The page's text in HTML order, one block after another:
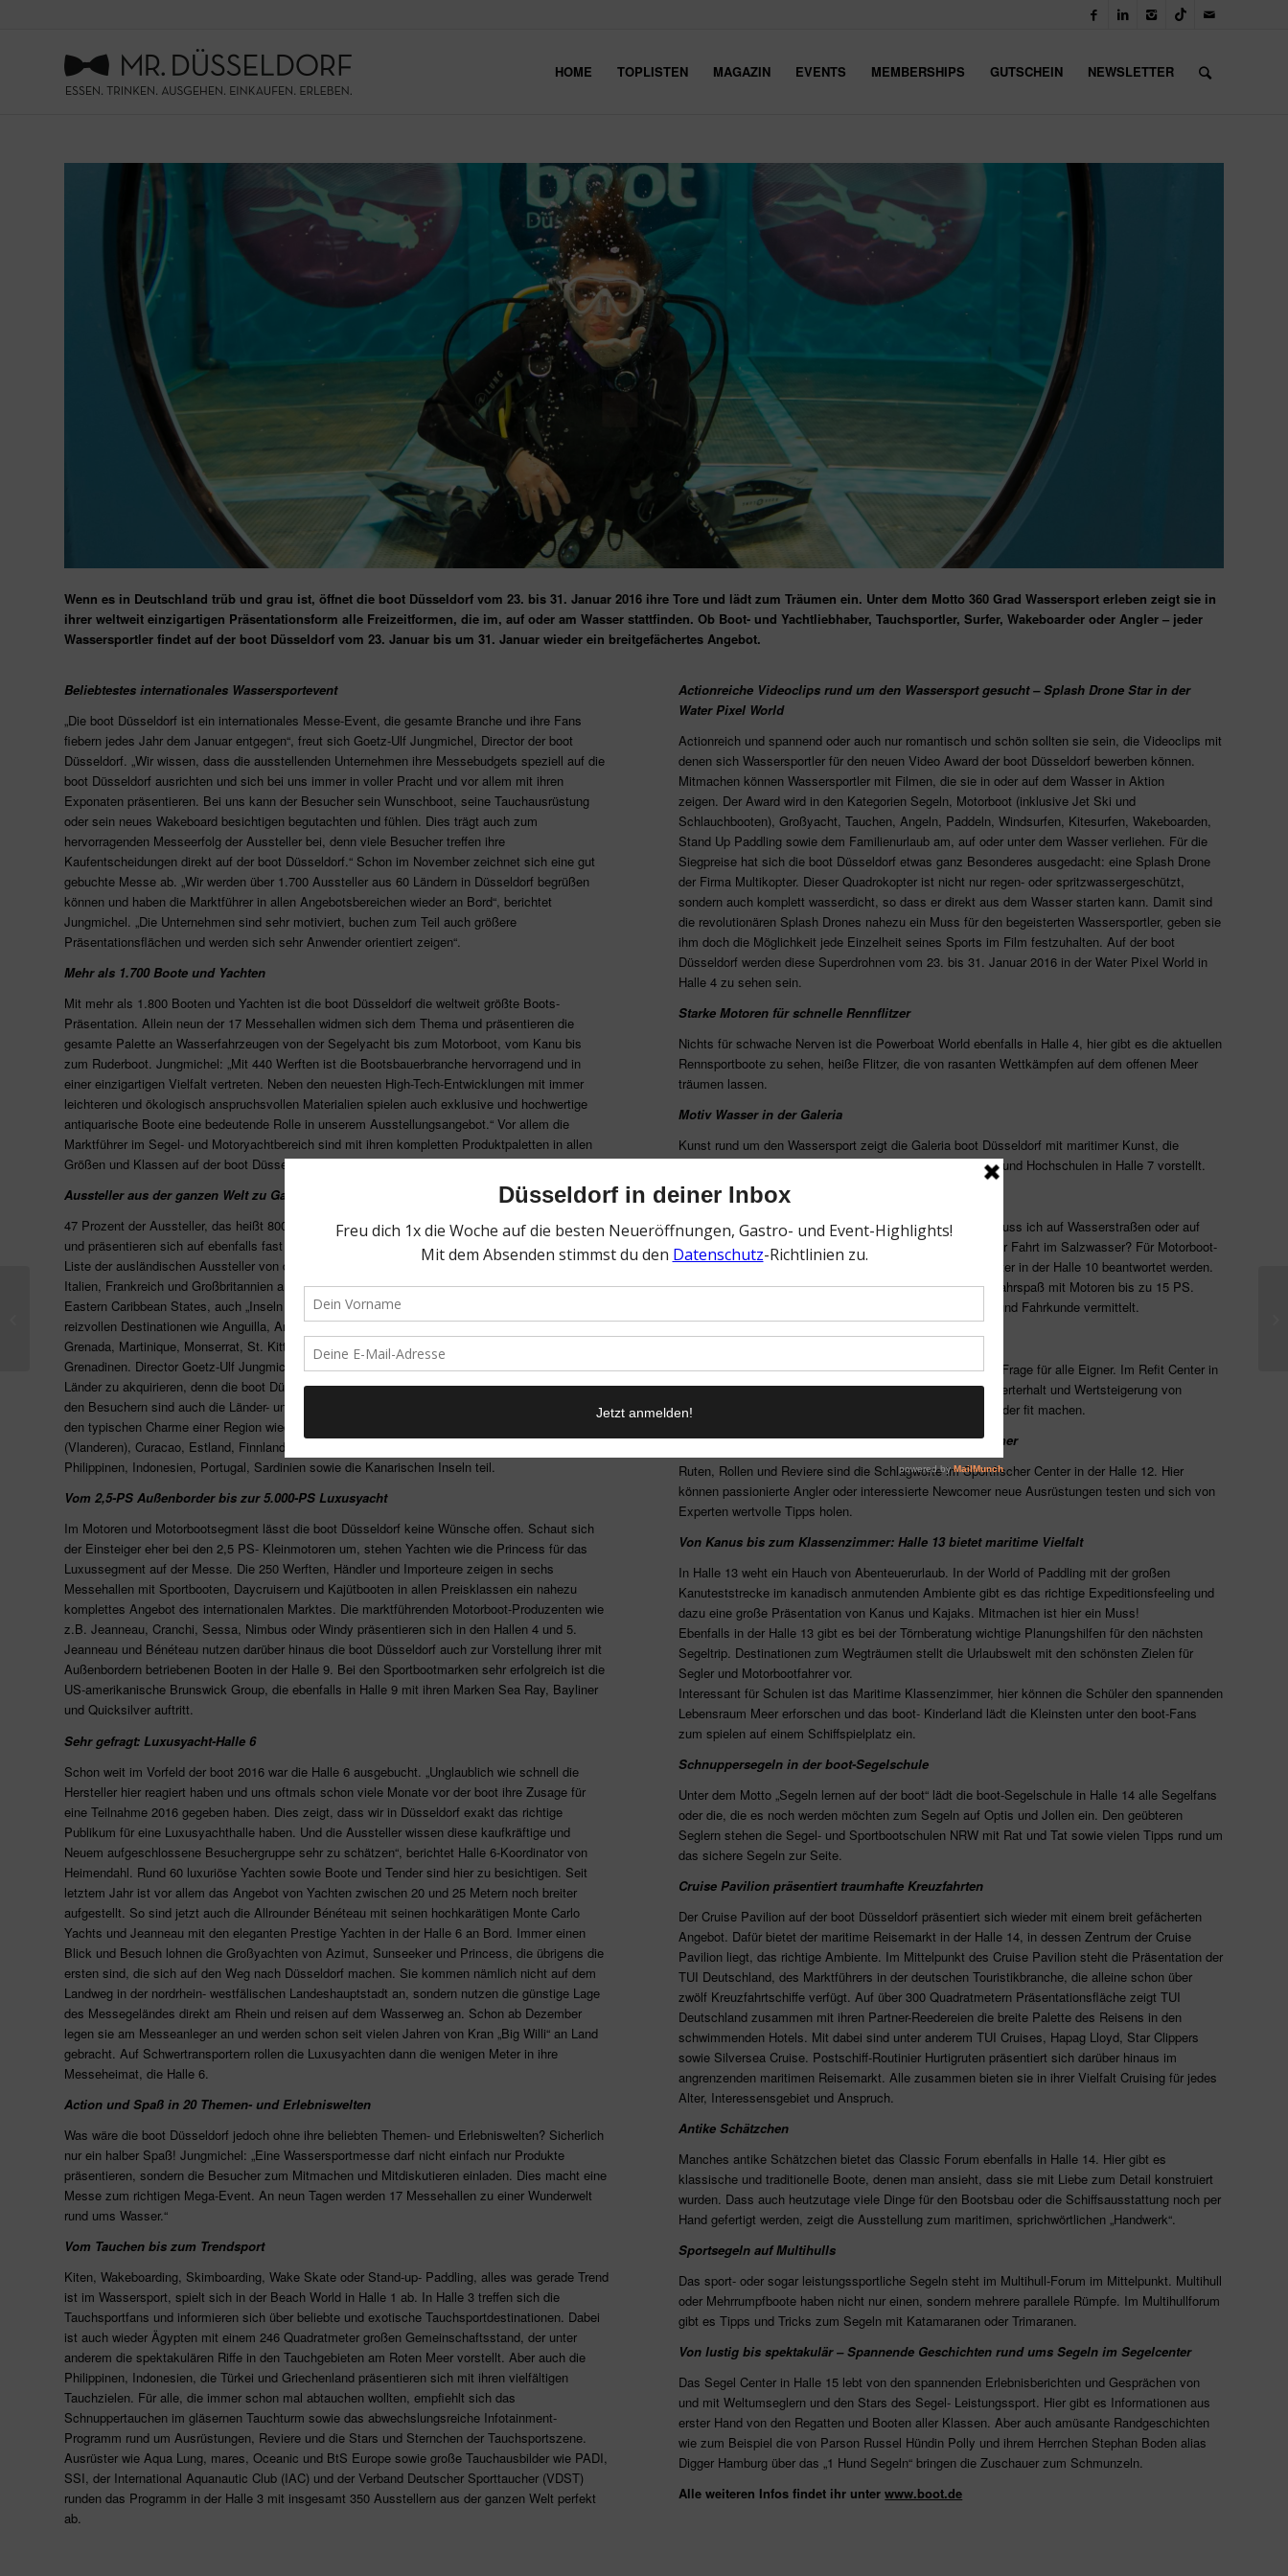
HOME TOPLISTEN MAGAZIN EVENTS MEMBERSHIPS GUTSCHEIN NEWSLETTER
Wenn es in Deutschland trüb und grau ist, öffnet die boot Düsseldorf vom 23. bis 31. Januar 2016 ihre Tore und lädt zum Träumen ein. Unter dem Motto 360 Grad Wassersport erleben zeigt sie in
ihrer weltweit einzigartigen Präsentationsform alle Freizeitformen, die im, auf oder am Wasser stattfinden. Ob Boot- und Yachtliebhaber, Tauchsportler, Surfer, Wakeboarder oder Angler – jeder
Wassersportler findet auf der boot Düsseldorf vom 23. Januar bis um 31. Januar wieder ein breitgefächertes Angebot.
Beliebtestes internationales Wassersportevent
„Die boot Düsseldorf ist ein internationales Messe-Event, die gesamte Branche und ihre Fans
fiebern jedes Jahr dem Januar entgegen“, freut sich Goetz-Ulf Jungmichel, Director der boot
Düsseldorf. „Wir wissen, dass die ausstellenden Unternehmen ihre Messebudgets speziell auf die
boot Düsseldorf ausrichten und sich bei uns immer in voller Pracht und vor allem mit ihren
Exponaten präsentieren. Bei uns kann der Besucher sein Wunschboot, seine Tauchausrüstung
oder sein neues Wakeboard besichtigen begutachten und fühlen. Dies trägt auch zum
hervorragenden Messeerfolg der Aussteller bei, denn viele Besucher treffen ihre
Kaufentscheidungen direkt auf der boot Düsseldorf.“ Schon im November zeichnet sich eine gut
gebuchte Messe ab. „Wir werden über 1.700 Aussteller aus 60 Ländern in Düsseldorf begrüßen
können und haben die Marktführer in allen Angebotsbereichen wieder an Bord“, berichtet
Jungmichel. „Die Unternehmen sind sehr motiviert, buchen zum Teil auch größere
Präsentationsflächen und werden sich sehr Anwender orientiert zeigen“.
Mehr als 1.700 Boote und Yachten
Mit mehr als 1.800 Booten und Yachten ist die boot Düsseldorf die weltweit größte Boots-
Präsentation. Allein neun der 17 Messehallen widmen sich dem Thema und präsentieren die
gesamte Palette an Wasserfahrzeugen von der Segelyacht bis zum Motorboot, vom Kanu bis
zum Ruderboot. Jungmichel: „Mit 440 Werften ist die Bootsbauerbranche hervorragend und in
einer einzigartigen Vielfalt vertreten. Neben den neuesten High-Tech-Entwicklungen mit immer
leichteren und ökologisch anspruchsvollen Materialien spielen auch exklusive und hochwertige
antiquarische Boote eine bedeutende Rolle in unserem Ausstellungsangebot.“ Vor allem die
Marktführer im Segel- und Motoryachtbereich sind mit ihren kompletten Produktpaletten in allen
Größen und Klassen auf der boot Düsseldorf 2016 vertreten.
Aussteller aus der ganzen Welt zu Gast in Düsseldorf
47 Prozent der Aussteller, das heißt 800 Teilnehmer, kommen auf der boot nicht aus Deutschland
und präsentieren sich auf ebenfalls fast 50 Prozent der Ausstellungsfläche. Traditionell wird die
Liste der ausländischen Aussteller von den großen Wassersportnationen wie den Niederlanden,
Italien, Frankreich und Großbritannien angeführt. Erstmals mit an Bord sind die kompletten
Eastern Caribbean States, auch „Inseln über dem Winde“ genannt, mit so exotischen und
reizvollen Destinationen wie Anguilla, Antigua und Barbuda, Britische Jungferninseln, Dominica,
Grenada, Martinique, Monserrat, St. Kitts und Nevis, Sr. Lucia sowie St. Vincent und die
Grenadinen. Director Goetz-Ulf Jungmichel erklärt: „So langsam wird es schon schwer neue
Länder zu akquirieren, denn die boot Düsseldorf ist tatsächlich weltumspannend.“ Sehr gefragt bei
den Besuchern sind auch die Länder- und Gemeinschaftsbeteiligungen, spiegeln sie doch oftmals
den typischen Charme einer Region wieder. 2016 nehmen Ägypten, die Azoren, Belgien
(Vlanderen), Curacao, Estland, Finnland, die Niederlande, Kroatien, Türkei, Fuerteventura,
Philippinen, Indonesien, Portugal, Sardinien sowie die Kanarischen Inseln teil.
Vom 2,5-PS Außenborder bis zur 5.000-PS Luxusyacht
Im Motoren und Motorbootsegment lässt die boot Düsseldorf keine Wünsche offen. Schaut sich
der Einsteiger eher bei den 2,5 PS- Kleinmotoren um, stehen Yachten wie die Princess für das
Luxussegment auf der Messe. Die 250 Werften, Händler und Importeure zeigen in sechs
Messehallen mit Sportbooten, Daycruisern und Kajütbooten in allen Preisklassen ein nahezu
komplettes Angebot des internationalen Marktes. Die marktführenden Motorboot-Produzenten wie
z.B. Jeanneau, Cranchi, Sessa, Nimbus oder Windy präsentieren sich in den Hallen 4 und 5.
Jeanneau und Bénéteau nutzen darüber hinaus die boot Düsseldorf auch zur Vorstellung ihrer mit
Außenbordern betriebenen Booten in der Halle 9. Bei den Sportbootmarken sehr erfolgreich ist die
US-amerikanische Brunswick Group, die ebenfalls in Halle 9 mit ihren Marken Sea Ray, Bayliner
und Quicksilver auftritt.
Sehr gefragt: Luxusyacht-Halle 6
Schon weit im Vorfeld der boot 2016 war die Halle 6 ausgebucht. „Unglaublich wie schnell die
Hersteller hier reagiert haben und uns oftmals schon viele Monate vor der boot ihre Zusage für
eine Teilnahme 2016 gegeben haben. Dies zeigt, dass wir in Düsseldorf exakt das richtige
Publikum für eine Luxusyachthalle haben. Und die Aussteller wissen diese kaufkräftige und
Neuem aufgeschlossene Besuchergruppe sehr zu schätzen“, berichtet Halle 6-Koordinator von
Heimendahl. Rund 60 luxuriöse Yachten sowie Boote und Tender sind hier zu besichtigen. Seit
letztem Jahr ist vor allem das Angebot von Yachten zwischen 20 und 25 Metern noch breiter
aufgestellt. So sind jetzt auch die Allrounder Bénéteau mit seinen hochkarätigen Monte Carlo
Yachts und Jeanneau mit den eleganten Prestige Yachten in der Halle 6 an Bord. Immer einen
Blick und Besuch lohnen die Großyachten von Azimut, Sunseeker und Princess, die übrigens die
ersten sind, die sich auf den Weg nach Düsseldorf machen. Sie kommen nämlich nicht auf dem
Landweg in der nordrhein- westfälischen Landeshauptstadt an, sondern nutzen die günstige Lage
des Messegeländes direkt am Rhein und reisen auf dem Wasserweg an. Schon ab Dezember
legen sie am Messeanleger an und werden schon seit vielen Jahren von Kran „Big Willi“ an Land
gebracht. Auf Schwertransportern rollen die Luxusyachten dann die wenigen Meter in ihre
Messeheimat, die Halle 6.
Action und Spaß in 20 Themen- und Erlebniswelten
Was wäre die boot Düsseldorf jedoch ohne ihre beliebten Themen- und Erlebniswelten? Sicherlich
nur ein halber Spaß! Jungmichel: „Eine Wassersportmesse darf nicht einfach nur Produkte
präsentieren, sondern die Besucher zum Mitmachen und Mitdiskutieren einladen. Dies macht eine
Messe zum richtigen Mega-Event. An neun Tagen werden 17 Messehallen zu einer Wunderwelt
rund ums Wasser.“
Vom Tauchen bis zum Trendsport
Kiten, Wakeboarding, Skimboarding, Wake Skate oder Stand-up- Paddling, alles was gerade Trend
ist im Wassersport, spielt sich in der Beach World in Halle 1 ab. In Halle 3 treffen sich die
Tauchsportfans und informieren sich über beliebte und exotische Tauchsportdestinationen. Dabei
ist auch wieder Ägypten mit einem 246 Quadratmeter großen Gemeinschaftsstand, der unter
anderem die spektakulären Riffe in den Tauchgebieten am Roten Meer vorstellt. Aber auch die
Philippinen, Indonesien, die Türkei und Griechenland präsentieren sich mit ihren vielfältigen
Tauchzielen. Für alle, die immer schon mal abtauchen wollten, empfiehlt sich das
Schnuppertauchen im gläsernen Tauchturm sowie das abwechslungsreiche Infotainment-
Programm rund um Ausrüstungen, Reviere und die Stars und Sternchen der Tauchsportszene.
Ausrüster wie Aqua Lung, mares, Oceanic und BtS Europe sowie große Tauchausbilder wie PADI,
SSI, der International Aquanautic Club (IAC) und der Verband Deutscher Sporttaucher (VDST)
runden das Programm in der Halle 3 mit insgesamt 350 Ausstellern aus der ganzen Welt perfekt
ab.
Actionreiche Videoclips rund um den Wassersport gesucht – Splash Drone Star in der
Water Pixel World
Actionreich und spannend oder auch nur romantisch und schön sollten sie sein, die Videoclips mit
denen sich Wassersportler für den neuen Video Award der boot Düsseldorf bewerben können.
Mitmachen können Wassersportler mit Filmen, die sie in oder auf dem Wasser in Aktion
zeigen. Der Award wird in den Kategorien Segeln, Motorboot (inklusive Jet Ski und
Schlauchbooten), Großyacht, Tauchen, Angeln, Paddeln, Windsurfen, Kitesurfen, Wakeboarden,
Stand Up Paddling sowie dem Familienurlaub am, auf oder unter dem Wasser verliehen. Für die
Siegpreise hat sich die boot Düsseldorf etwas ganz Besonderes ausgedacht: eine Splash Drone
der Firma Multikopter. Dieser Quadrokopter ist nicht nur regen- oder spritzwassergeschützt,
sondern auch komplett wasserdicht, so dass er direkt aus dem Wasser starten kann. Damit sind
die revolutionären Splash Drones nahezu ein Muss für den begeisterten Wassersportler, geben sie
ihm doch die Möglichkeit jede Einzelheit seines Sports im Film festzuhalten. Auf der boot
Düsseldorf werden diese Superdrohnen vom 23. bis 31. Januar 2016 in der Water Pixel World in
Halle 4 zu sehen sein.
Starke Motoren für schnelle Rennflitzer
Nichts für schwache Nerven ist die Powerboat World ebenfalls in Halle 4, hier gibt es die aktuellen
Rennsportboote zu sehen, heiße Flitzer, die von rasanten Wettkämpfen auf dem offenen Meer
träumen lassen.
Motiv Wasser in der Galeria
Kunst rund um den Wassersport zeigt die Galeria boot Düsseldorf mit maritimer Kunst, die
Traditionelles mit Modernem mischt und Künstler, Ateliers und Hochschulen in Halle 7 vorstellt.
Einsteiger-Infos im Motorboot Center
Wie steuere ich mein Boot auch ohne Führerschein, wie muss ich auf Wasserstraßen oder auf
dem Meer fahren oder wie warte ich meinen Motor nach der Fahrt im Salzwasser? Für Motorboot-
Einsteiger oftmals kniffelige Fragen, die im Motorboot Center in der Halle 10 beantwortet werden.
Hier gibt es das Basiswissen für den Führerscheinfreien Fahrspaß mit Motoren bis zu 15 PS.
Zubehöre und Bordtechnik werden erklärt sowie Motoren- und Fahrkunde vermittelt.
Refit Center: Tipps zum Werterhalt des Bootes
Wie erhalte ich den Wert meines Bootes, ist eine zentrale Frage für alle Eigner. Im Refit Center in
der Halle 11 gibt es Anleitungen und Informationen zum Werterhalt und Wertsteigerung von
Booten, die auch langjährig genutzte Wasserfahrzeuge wieder fit machen.
Infos für passionierte Angler und interessierte Newcomer
Ruten, Rollen und Reviere sind die Schlagworte im Sportfischer Center in der Halle 12. Hier
können passionierte Angler oder interessierte Newcomer neue Ausrüstungen testen und sich von
Experten wertvolle Tipps holen.
Von Kanus bis zum Klassenzimmer: Halle 13 bietet maritime Vielfalt
In Halle 13 weht ein Hauch von Abenteuerurlaub. In der World of Paddling mit der großen
Kanuteststrecke im kanadisch anmutenden Ambiente gibt es das richtige Expeditionsfeeling und
dazu eine große Präsentation von Kanus und Kajaks. Mitmachen ist hier ein Muss!
Ebenfalls in der Halle 13 gibt es bei der Törnberatung wichtige Planungshilfen für den nächsten
Segeltrip. Destinationen zum Wegträumen stellt die Urlaubswelt mit den schönsten Zielen für
Segler und Motorbootfahrer vor.
Interessant für Schulen ist das Maritime Klassenzimmer, hier können die Schüler den spannenden
Lebensraum Meer erforschen und das boot- Kinderland lädt die Kleinsten unter den boot-Fans
zum spielen auf einem Schiffspielplatz ein.
Schnuppersegeln in der boot-Segelschule
Unter dem Motto „Segeln lernen auf der boot“ lädt die boot-Segelschule in Halle 14 alle Segelfans
oder die, die es noch werden möchten zum Segeln auf Optis und Jollen ein. Den geübteren
Seglern stehen die Segel- und Sportbootschulen NRW mit Rat und Tat sowie vielen Tipps rund um
das sichere Segeln zur Seite.
Cruise Pavilion präsentiert traumhafte Kreuzfahrten
Der Cruise Pavilion auf der boot Düsseldorf präsentiert sich wieder mit einem breit gefächerten
Angebot. Dafür bietet der maritime Reisemarkt in der Halle 14, in dessen Zentrum der Cruise
Pavilion liegt, das richtige Ambiente. Im Mittelpunkt des Cruise Pavilion steht die Präsentation der
TUI Deutschland, des Marktführers in der deutschen Touristikbranche, die alleine schon über
zwölf Kreuzfahrtschiffe verfügt. Auf über 300 Quadratmetern Präsentationsfläche zeigt TUI
Deutschland zusammen mit ihren Partner-Reedereien die breite Palette des Reisens in den
schwimmenden Hotels. Mit dabei sind unter anderem TUI Cruises, Hapag Lloyd, Star Clippers
sowie Silversea Cruise. Postschiff-Routinier Hurtigruten präsentiert sich darüber hinaus im
angrenzenden maritimen Reisemarkt. Alle zusammen bieten sie in ihrer Vielfalt Cruising für jedes
Alter, Interessensgebiet und Anspruch.
Antike Schätzchen
Manches antike Schätzchen bietet das Classic Forum ebenfalls in Halle 14. Hier gibt es
klassische und traditionelle Boote, denen man ansieht, dass sie mit Liebe zum Detail konstruiert
wurden. Dass auch heutzutage viele Dinge für den Bootsbau oder die Schiffsausstattung noch per
Hand gefertigt werden, zeigt die Ausstellung zum maritimen, sprichwörtlichen „Handwerk“.
Sportsegeln auf Multihulls
Das sport- oder sogar leistungssportliche Segeln steht im Multihull-Forum im Mittelpunkt. Multihull
oder Mehrrumpfboote haben nicht nur einen, sondern mehrere parallele Rümpfe. Im Multihullforum
gibt es Tipps und Tricks zum Segeln mit Katamaranen oder Trimaranen.
Von lustig bis spektakulär – Spannende Geschichten rund ums Segeln im Segelcenter
Das Segel Center in Halle 15 lebt von den spannenden Erlebnisberichten und Gesprächen von
und mit Weltumseglern und den Stars des Segel- Leistungssport. Hier gibt es Informationen aus
erster Hand von den Regatten und Booten aller Klassen. Aber auch amüsante Randgeschichten
wie zum Beispiel die von Parson Russel Hündin Polly und ihrem Herrchen Stephan Boden alias
Digger Hamburg über das „1 Hund Segeln“ bringen die Zuschauer zum Schmunzeln.
Alle weiteren Infos findet ihr unterwww.boot.de
Isabella glutenfreie
Pâtisserie